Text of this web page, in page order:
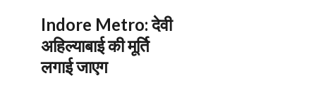
Indore Metro:देवी
अहिल्याबाई की मूर्ति
लगाई जाएग